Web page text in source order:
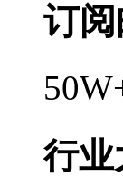
订
行业